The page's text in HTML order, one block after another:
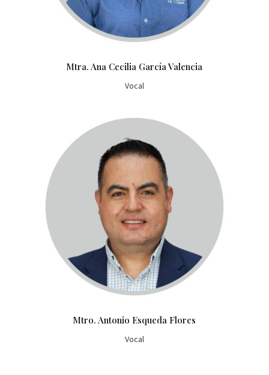
Mtra. Ana Cecilia García Valencia
Vocal
Mtro. Antonio Esqueda Flores
Vocal